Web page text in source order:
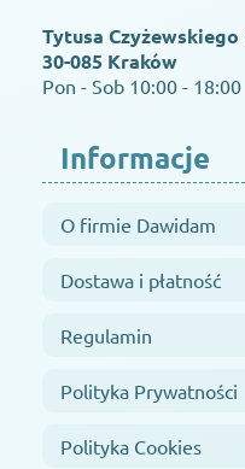
Tytusa Czyżewskiego
30-085 Kraków
Pon - Sob 10:00 - 18:00
Informacje
O firmie Dawidam
Dostawa i płatność
Regulamin
Polityka Prywatności
Polityka Cookies